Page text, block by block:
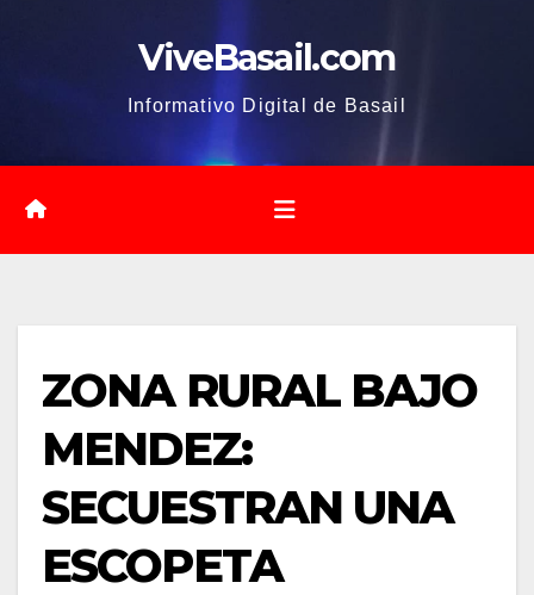
ViveBasail.com
Informativo Digital de Basail
ZONA RURAL BAJO
MENDEZ:
SECUESTRAN UNA
ESCOPETA